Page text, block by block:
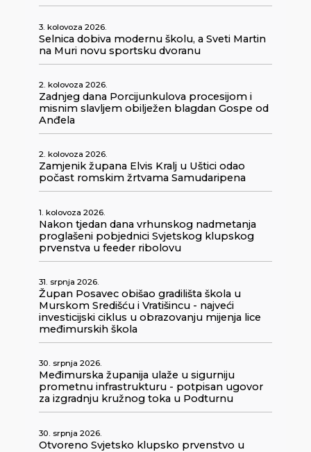
3. kolovoza 2026.
Selnica dobiva modernu školu, a Sveti Martin
na Muri novu sportsku dvoranu
2. kolovoza 2026.
Zadnjeg dana Porcijunkulova procesijom i
misnim slavljem obilježen blagdan Gospe od
Anđela
2. kolovoza 2026.
Zamjenik župana Elvis Kralj u Uštici odao
počast romskim žrtvama Samudaripena
1. kolovoza 2026.
Nakon tjedan dana vrhunskog nadmetanja
proglašeni pobjednici Svjetskog klupskog
prvenstva u feeder ribolovu
31. srpnja 2026.
Župan Posavec obišao gradilišta škola u
Murskom Središću i Vratišincu - najveći
investicijski ciklus u obrazovanju mijenja lice
međimurskih škola
30. srpnja 2026.
Međimurska županija ulaže u sigurniju
prometnu infrastrukturu - potpisan ugovor
za izgradnju kružnog toka u Podturnu
30. srpnja 2026.
Otvoreno Svjetsko klupsko prvenstvo u